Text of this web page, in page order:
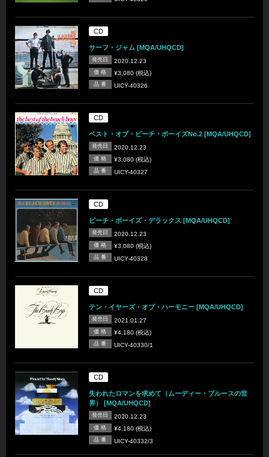
CD
サーフ・ジャム [MQA/UHQCD]
発売日 2020.12.23
価 格 ¥3,080 (税込)
品 番 UICY-40326
CD
ベスト・オブ・ビーチ・ボーイズNo.2 [MQA/UHQCD]
発売日 2020.12.23
価 格 ¥3,080 (税込)
品 番 UICY-40327
CD
ビーチ・ボーイズ・デラックス [MQA/UHQCD]
発売日 2020.12.23
価 格 ¥3,080 (税込)
品 番 UICY-40328
CD
テン・イヤーズ・オブ・ハーモニー [MQA/UHQCD]
発売日 2021.01.27
価 格 ¥4,180 (税込)
品 番 UICY-40330/1
CD
失われたロマンを求めて（ムーディー・ブルースの世
界） [MQA/UHQCD]
発売日 2020.12.23
価 格 ¥4,180 (税込)
品 番 UICY-40332/3